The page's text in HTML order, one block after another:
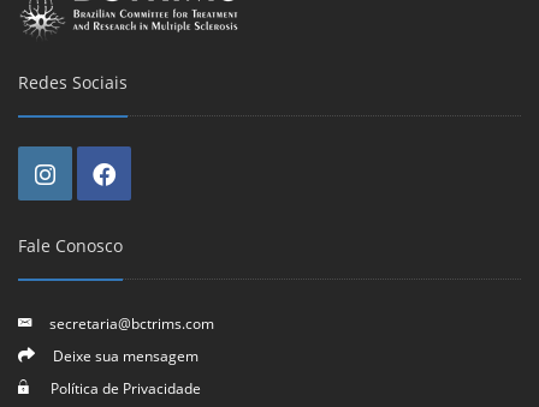
Redes Sociais
Fale Conosco
secretaria@bctrims.com
Deixe sua mensagem
Política de Privacidade